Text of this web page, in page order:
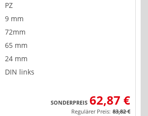
PZ
9 mm
72mm
65 mm
24 mm
DIN links
SONDERPREIS 62,87 €
Regulärer Preis: 83,82 €